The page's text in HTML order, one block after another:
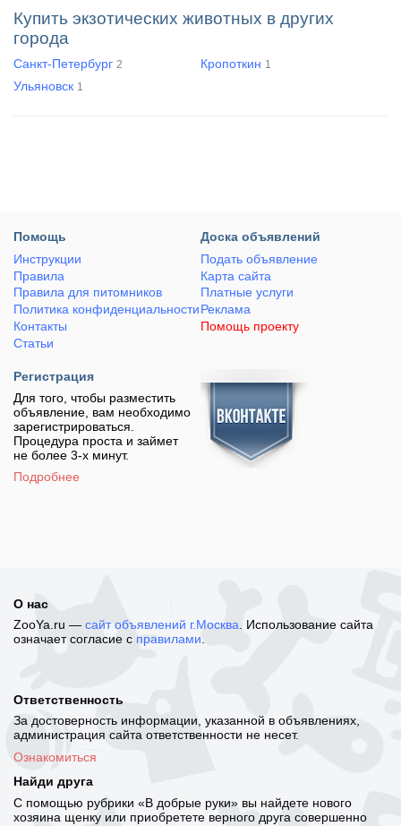
Купить экзотических животных в других
города
Санкт-Петербург 2 Кропоткин 1
Ульяновск 1
Помощь
Инструкции
Правила
Правила для питомников
Политика конфиденциальности
Контакты
Статьи
Доска объявлений
Подать объявление
Карта сайта
Платные услуги
Реклама
Помощь проекту
Регистрация
Для того, чтобы разместить
объявление, вам необходимо
зарегистрироваться.
Процедура проста и займет
не более 3-х минут.
Подробнее
О нас
ZooYa.ru — сайт объявлений г.Москва . Использование сайта
означает согласие с правилами
Ответственность
За достоверность информации, указанной в объявлениях,
администрация сайта ответственности не несет.
Ознакомиться
Найди друга
С помощью рубрики «В добрые руки» вы найдете нового
хозяина щенку или приобретете верного друга совершенно